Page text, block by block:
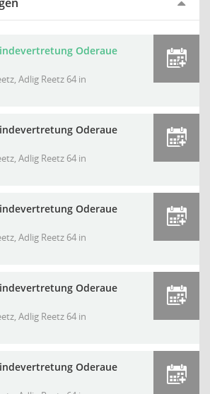
Oderaue
Adlig Reetz 64 in
Oderaue
Adlig Reetz 64 in
Oderaue
Adlig Reetz 64 in
Oderaue
Adlig Reetz 64 in
Oderaue